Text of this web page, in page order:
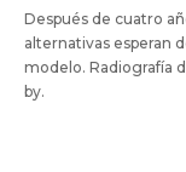
Después de cuatro
alternativas esperan
modelo. Radiografía
by.